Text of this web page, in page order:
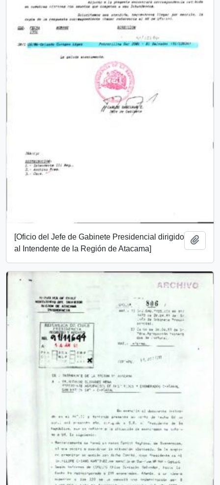
[Oficio del Jefe de Gabinete Presidencial dirigido
al Intendente de la Región de Atacama]